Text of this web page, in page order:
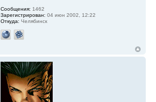
Сообщения: 1462
Зарегистрирован: 04 июн 2002, 12:22
Откуда: Челябинск